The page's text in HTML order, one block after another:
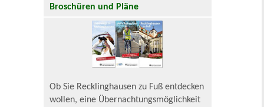
Broschüren und Pläne
Ob Sie Recklinghausen zu Fuß entdecken
wollen, eine Übernachtungsmöglichkeit